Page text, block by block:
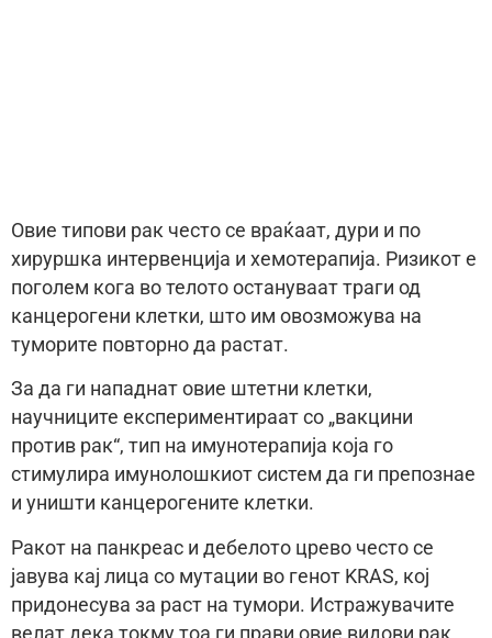
Овие типови рак често се враќаат, дури и по
хируршка интервенција и хемотерапија. Ризикот е
поголем кога во телото остануваат траги од
канцерогени клетки, што им овозможува на
туморите повторно да растат.
За да ги нападнат овие штетни клетки,
научниците експериментираат со „вакцини
против рак“, тип на имунотерапија која го
стимулира имунолошкиот систем да ги препознае
и уништи канцерогените клетки.
Ракот на панкреас и дебелото црево често се
јавува кај лица со мутации во генот KRAS, кој
придонесува за раст на тумори. Истражувачите
велат дека токму тоа ги прави овие видови рак